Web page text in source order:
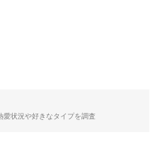
状況や好きなタイプを調査